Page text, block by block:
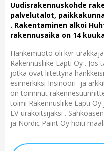
Uudisrakennuskohde
palvelutalot,
. Rakentaminen alkoi
rakennusaika on 14
Hankemuoto oli kvr-
Rakennusliike Lapti Oy .
jotka ovat liitettynä
esimerkiksi Insinööri- ja
on toiminut
toimi Rakennusliike Lapti
LV-urakoitsijaksi .
ja Nordic Paint Oy hoiti